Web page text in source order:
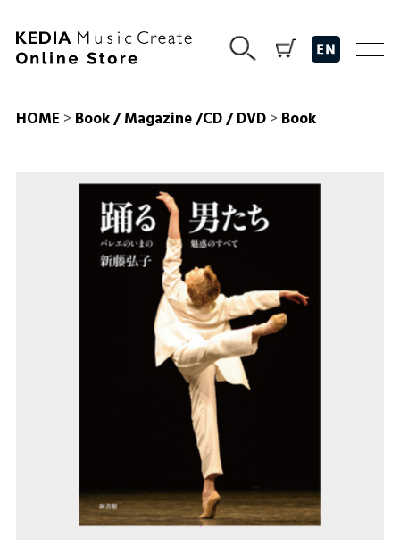
HOME > Book / Magazine /CD / DVD> Book